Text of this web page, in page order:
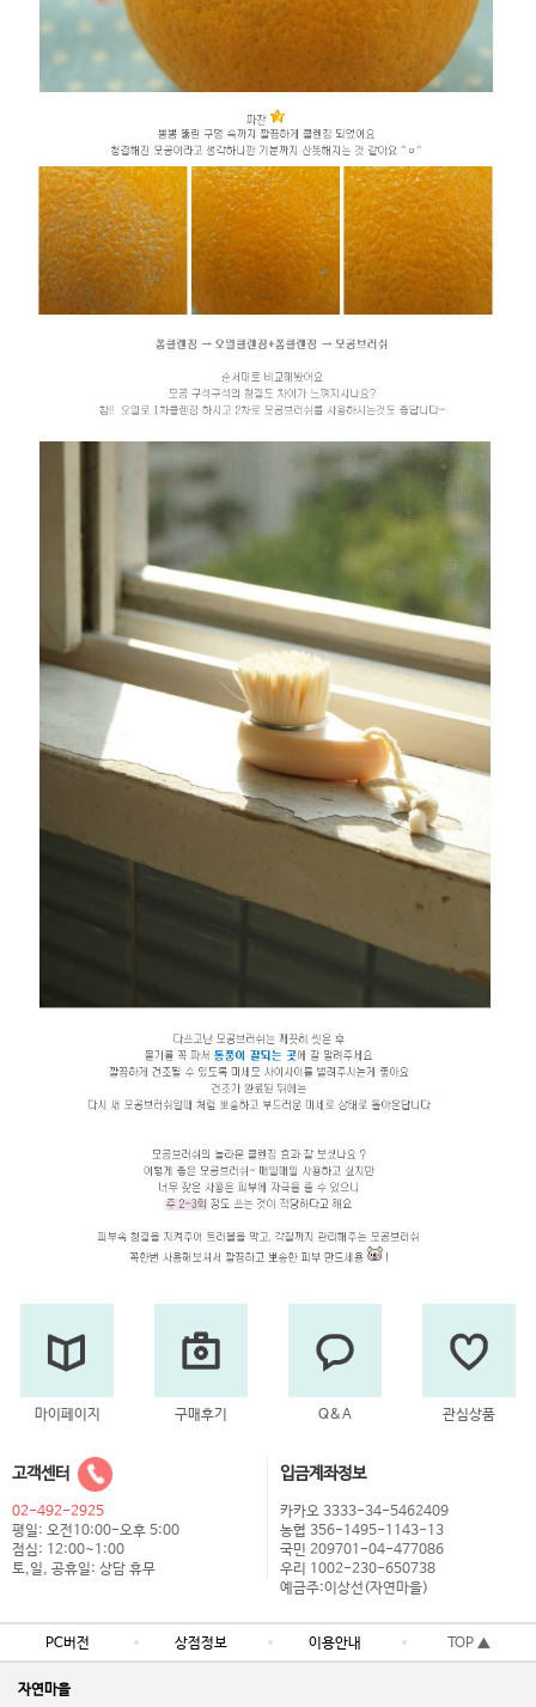
마이페이지 구매후기 Q&A 관심상품
고객센터
02-492-2925
평일: 오전10:00-오후 5:00
점심: 12:00~1:00
토,일, 공휴일: 상담 휴무
입금계좌정보
카카오 3333-34-5462409
농협 356-1495-1143-13
국민 209701-04-477086
우리 1002-230-650738
예금주:이상선(자연마을)
PC버전 상점정보 이용안내 TOP ▲
자연마을